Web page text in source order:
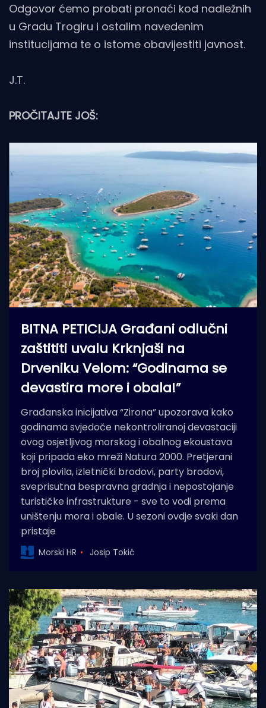
Odgovor ćemo probati pronaći kod nadležnih
u Gradu Trogiru i ostalim navedenim
institucijama te o istome obavijestiti javnost.
J.T.
PROČITAJTE JOŠ:
BITNA PETICIJA Građani odlučni
zaštititi uvalu Krknjaši na
Drveniku Velom: “Godinama se
devastira more i obala!”
Građanska inicijativa “Zirona” upozorava kako
godinama svjedoče nekontroliranoj devastaciji
ovog osjetljivog morskog i obalnog ekoustava
koji pripada eko mreži Natura 2000. Pretjerani
broj plovila, izletnički brodovi, party brodovi,
sveprisutna bespravna gradnja i nepostojanje
turističke infrastrukture - sve to vodi prema
uništenju mora i obale. U sezoni ovdje svaki dan
pristaje
Morski HR Josip Tokić